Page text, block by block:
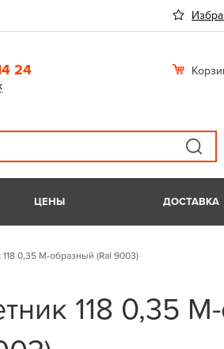
24
ЦЕНЫ ДОСТАВКА
118 0,35 М-образный (Ral 9003)
118 0,35